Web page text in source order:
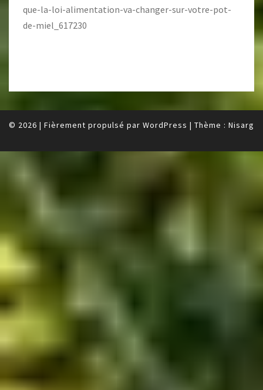
que-la-loi-alimentation-va-changer-sur-votre-pot-
de-miel_617230
© 2026 | Fièrement propulsé par WordPress | Thème : Nisarg